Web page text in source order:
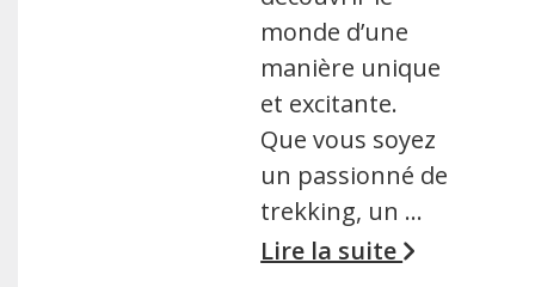
monde d’une
manière unique
et excitante.
Que vous soyez
un passionné de
trekking, un …
Lire la suite